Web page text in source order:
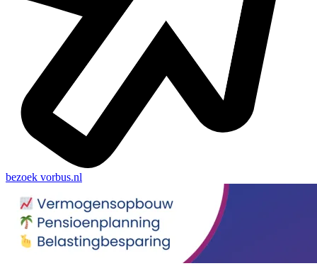
bezoek vorbus.nl